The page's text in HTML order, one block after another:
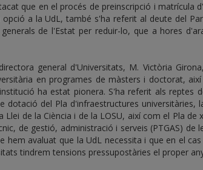
que en el procés de preinscripció i matrícula
opció a la UdL, també s'ha referit al deute del
de l'Estat per reduir-lo, que a hores
general d'Universitats, M. Victòria
en programes de màsters i doctorat,
ha estat pionera. S'ha referit als reptes
dotació del Pla d'infraestructures universitàries,
Llei de la Ciència i de la LOSU, així com el Pla
de gestió, administració i serveis (PTGAS) de
hem avaluat que la UdL necessita i que en el
tindrem tensions pressupostàries el proper